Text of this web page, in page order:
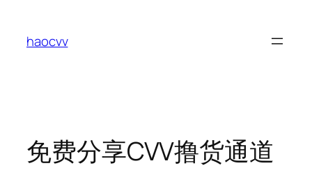
haocvv
免费分享CVV撸货通道